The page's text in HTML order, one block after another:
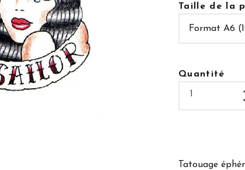
Taille de la
Quantité
Tatouage